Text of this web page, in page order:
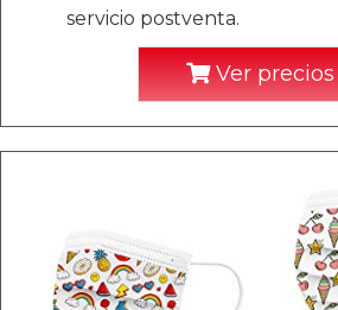
servicio postventa.
Ver